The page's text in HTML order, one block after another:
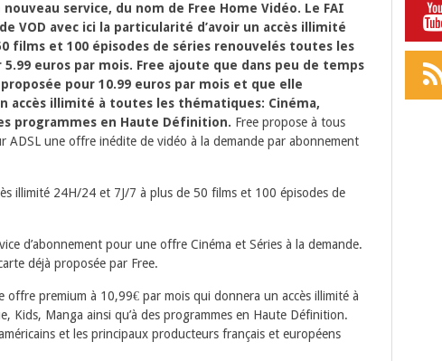
service, du nom de Free Home Vidéo. Le FAI
VOD avec ici la particularité d’avoir un accès illimité
films et 100 épisodes de séries renouvelés toutes les
5.99 euros par mois. Free ajoute que dans peu de temps
pour 10.99 euros par mois et que elle
accès illimité à toutes les thématiques: Cinéma,
programmes en Haute Définition. Free propose à tous
ADSL une offre inédite de vidéo à la demande par abonnement
illimité 24H/24 et 7J/7 à plus de 50 films et 100 épisodes de
d’abonnement pour une offre Cinéma et Séries à la demande.
déjà proposée par Free.
offre premium à 10,99€ par mois qui donnera un accès illimité à
Kids, Manga ainsi qu’à des programmes en Haute Définition.
et les principaux producteurs français et européens